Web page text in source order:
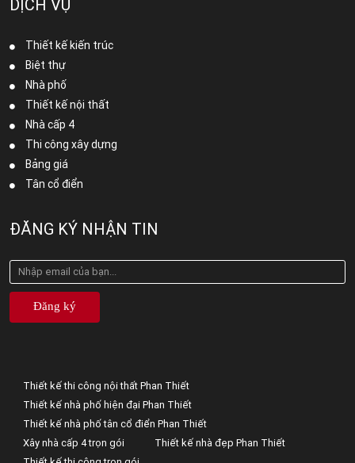
DỊCH VỤ
Thiết kế kiến trúc
Biệt thự
Nhà phố
Thiết kế nội thất
Nhà cấp 4
Thi công xây dựng
Bảng giá
Tân cổ điển
ĐĂNG KÝ NHẬN TIN
Đăng ký
Thiết kế thi công nội thất Phan Thiết
Thiết kế nhà phố hiện đại Phan Thiết
Thiết kế nhà phố tân cổ điển Phan Thiết
Xây nhà cấp 4 trọn gói
Thiết kế nhà đẹp Phan Thiết